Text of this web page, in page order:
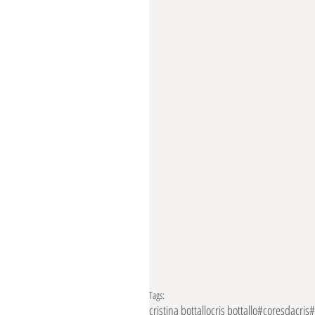
Tags:
cristina bottallocris bottallo#coresdacris